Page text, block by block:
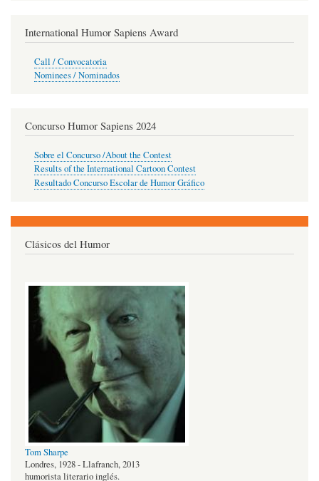
International Humor Sapiens Award
Call / Convocatoria
Nominees / Nominados
Concurso Humor Sapiens 2024
Sobre el Concurso /About the Contest
Results of the International Cartoon Contest
Resultado Concurso Escolar de Humor Gráfico
Clásicos del Humor
Tom Sharpe
Londres, 1928 - Llafranch, 2013
humorista literario inglés.